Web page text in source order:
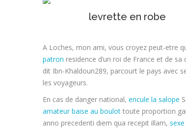
levrette en robe
A Loches, mon ami, vous croyez peut-etre
patron residence d’un roi de France et de
dit Ibn-Khaldoun289, parcourt le pays avec
les voyageurs.
En cas de danger national, encule la salope
amateur baise au boulot toute proportion
anno precedenti diem qua recepit illam,